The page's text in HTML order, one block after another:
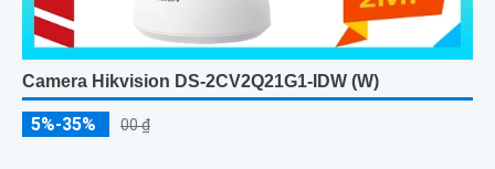
Camera Hikvision DS-2CV2Q21G1-IDW (W)
5%-35% 00 ₫